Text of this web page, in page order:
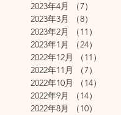
2023年4月
（7）
2023年3月
（8）
2023年2月
（11）
2023年1月
（24）
2022年12月
（11）
2022年11月
（7）
2022年10月
（14）
2022年9月
（14）
2022年8月
（10）